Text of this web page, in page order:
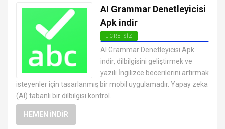
AI Grammar Denetleyicisi
Apk indir
ÜCRETSIZ
ANDROID EĞITIM UYGULAMALARI
APK
AI Grammar Denetleyicisi Apk
indir, dilbilgisini geliştirmek ve
yazılı İngilizce becerilerini artırmak
isteyenler için tasarlanmış bir mobil uygulamadır. Yapay zeka
(AI) tabanlı bir dilbilgisi kontrol...
HEMEN İNDIR